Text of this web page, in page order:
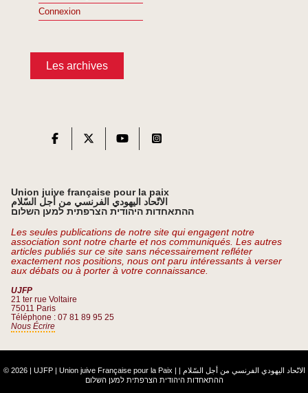
Connexion
Les archives
Union juive française pour la paix
الاتّحاد اليهودي الفرنسي من أجل السّلام
ההתאחדות היהודית הצרפתית למען השלום
Les seules publications de notre site qui engagent notre
association sont notre charte et nos communiqués. Les autres
articles publiés sur ce site sans nécessairement refléter
exactement nos positions, nous ont paru intéressants à verser
aux débats ou à porter à votre connaissance.
UJFP
21 ter rue Voltaire
75011 Paris
Téléphone : 07 81 89 95 25
Nous Écrire
© 2026 | UJFP | Union juive Française pour la Paix | الاتّحاد اليهودي الفرنسي من أجل السّلام |
ההתאחדות היהודית הצרפתית למען השלום